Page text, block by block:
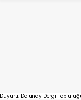
Duyuru: Dolunay Dergi